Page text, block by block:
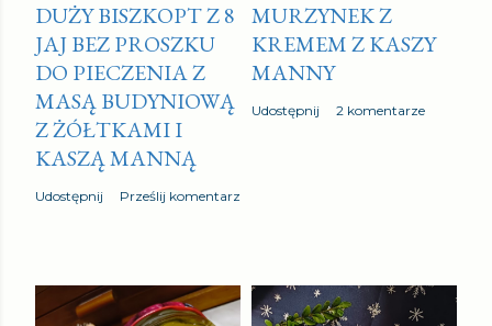
DUŻY BISZKOPT Z 8
JAJ BEZ PROSZKU
DO PIECZENIA Z
MASĄ BUDYNIOWĄ
Z ŻÓŁTKAMI I
KASZĄ MANNĄ
Udostępnij Prześlij komentarz
MURZYNEK Z
KREMEM Z KASZY
MANNY
Udostępnij 2 komentarze